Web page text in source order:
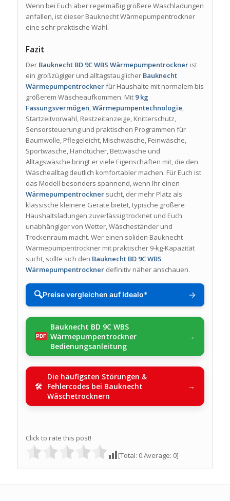
Wenn bei Euch aber regelmäßig größere Waschladungen
anfallen, ist dieser Bauknecht Wärmepumpentrockner
eine sehr praktische Wahl.
Fazit
Der Bauknecht BD 9C WBS Wärmepumpentrocknerist
ein großzügiger und alltagstauglicher Bauknecht
Wärmepumpentrocknerfür Haushalte mit normalem bis
größerem Wäscheaufkommen. Mit 9 kg
Fassungsvermögen,Wärmepumpentechnologie,
Startzeitvorwahl, Restzeitanzeige, Knitterschutz,
Sensorsteuerung und praktischen Programmen für
Baumwolle, Pflegeleicht, Mischwäsche, Feinwäsche,
Sportwäsche, Handtücher, Bettwäsche und
Alltagswäsche bringt er viele Eigenschaften mit, die den
Wäschealltag deutlich komfortabler machen. Für Euch ist
das Modell besonders spannend, wenn Ihr einen
Wärmepumpentrocknersucht, der mehr Platz als
klassische kleinere Geräte bietet, typische größere
Haushaltsladungen zuverlässig trocknet und Euch
unabhängiger von Wetter, Wäscheständer und
Trockenraum macht. Wer einen soliden Bauknecht
Wärmepumpentrockner mit praktischer 9-kg-Kapazität
sucht, sollte sich den Bauknecht BD 9C WBS
Wärmepumpentrocknerdefinitiv näher anschauen.
🔍Preise vergleichen auf Idealo* →
Bauknecht BD 9C WBS
Wärmepumpentrockner
Bedienungsanleitung
Die häufigsten Störungen &
Fehlercodes bei Bauknecht
Wäschetrocknern
Click to rate this post!
[Total: 0Average: 0]